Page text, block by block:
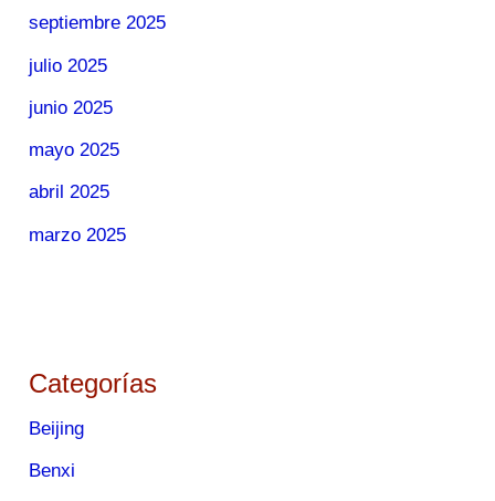
septiembre 2025
julio 2025
junio 2025
mayo 2025
abril 2025
marzo 2025
Categorías
Beijing
Benxi